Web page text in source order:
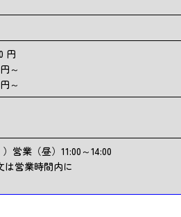
円
営業（昼）11:00～14:00
は営業時間内に